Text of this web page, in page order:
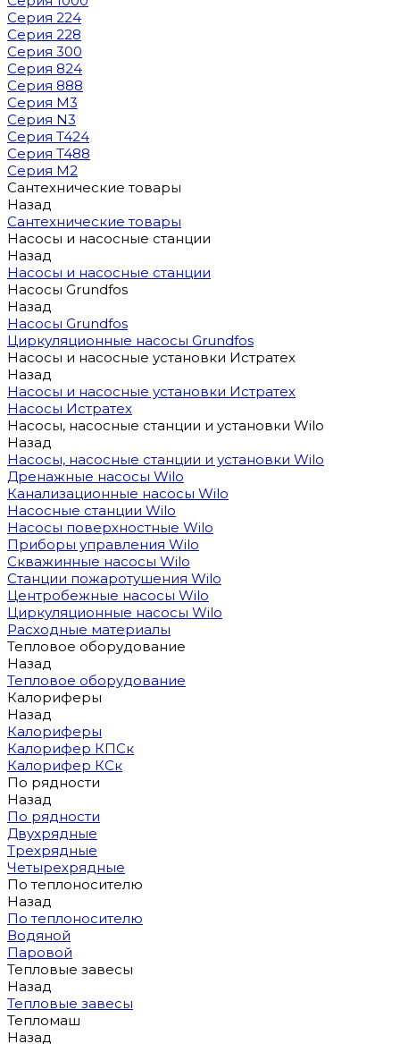
Серия 224
Серия 228
Серия 300
Серия 824
Серия 888
Серия M3
Серия N3
Серия T424
Серия T488
Серия М2
Сантехнические товары
Назад
Сантехнические товары
Насосы и насосные станции
Назад
Насосы и насосные станции
Насосы Grundfos
Назад
Насосы Grundfos
Циркуляционные насосы Grundfos
Насосы и насосные установки Истратех
Назад
Насосы и насосные установки Истратех
Насосы Истратех
Насосы, насосные станции и установки Wilo
Назад
Насосы, насосные станции и установки Wilo
Дренажные насосы Wilo
Канализационные насосы Wilo
Насосные станции Wilo
Насосы поверхностные Wilo
Приборы управления Wilo
Скважинные насосы Wilo
Станции пожаротушения Wilo
Центробежные насосы Wilo
Циркуляционные насосы Wilo
Расходные материалы
Тепловое оборудование
Назад
Тепловое оборудование
Калориферы
Назад
Калориферы
Калорифер КПСк
Калорифер КСк
По рядности
Назад
По рядности
Двухрядные
Трехрядные
Четырехрядные
По теплоносителю
Назад
По теплоносителю
Водяной
Паровой
Тепловые завесы
Назад
Тепловые завесы
Тепломаш
Назад